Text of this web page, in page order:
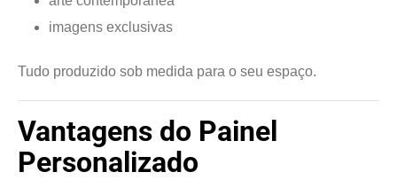
imagens exclusivas
Tudo produzido sob medida para o seu espaço.
Vantagens do Painel
Personalizado